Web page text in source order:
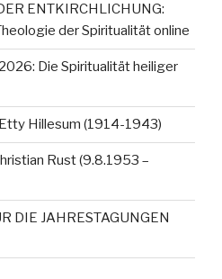
ENTKIRCHLICHUNG:
der Spiritualität online
Die Spiritualität heiliger
Hillesum (1914-1943)
Rust (9.8.1953 –
DIE JAHRESTAGUNGEN